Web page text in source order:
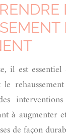
il est
à augmenter
de façon